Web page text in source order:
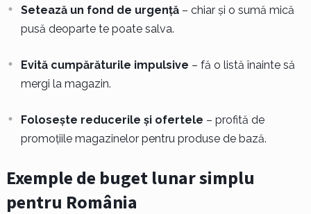
Setează un fond de urgență– chiar și o sumă mică
pusă deoparte te poate salva.
Evită cumpărăturile impulsive – fă o listă înainte să
mergi la magazin.
Folosește reducerile și ofertele – profită de
promoțiile magazinelor pentru produse de bază.
Exemple de buget lunar simplu
pentru România